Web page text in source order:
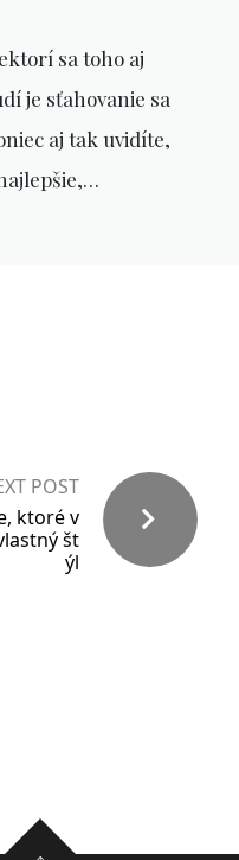
sa toho aj
je sťahovanie sa
aj tak uvidíte,
POST
ktoré v
št
ýl